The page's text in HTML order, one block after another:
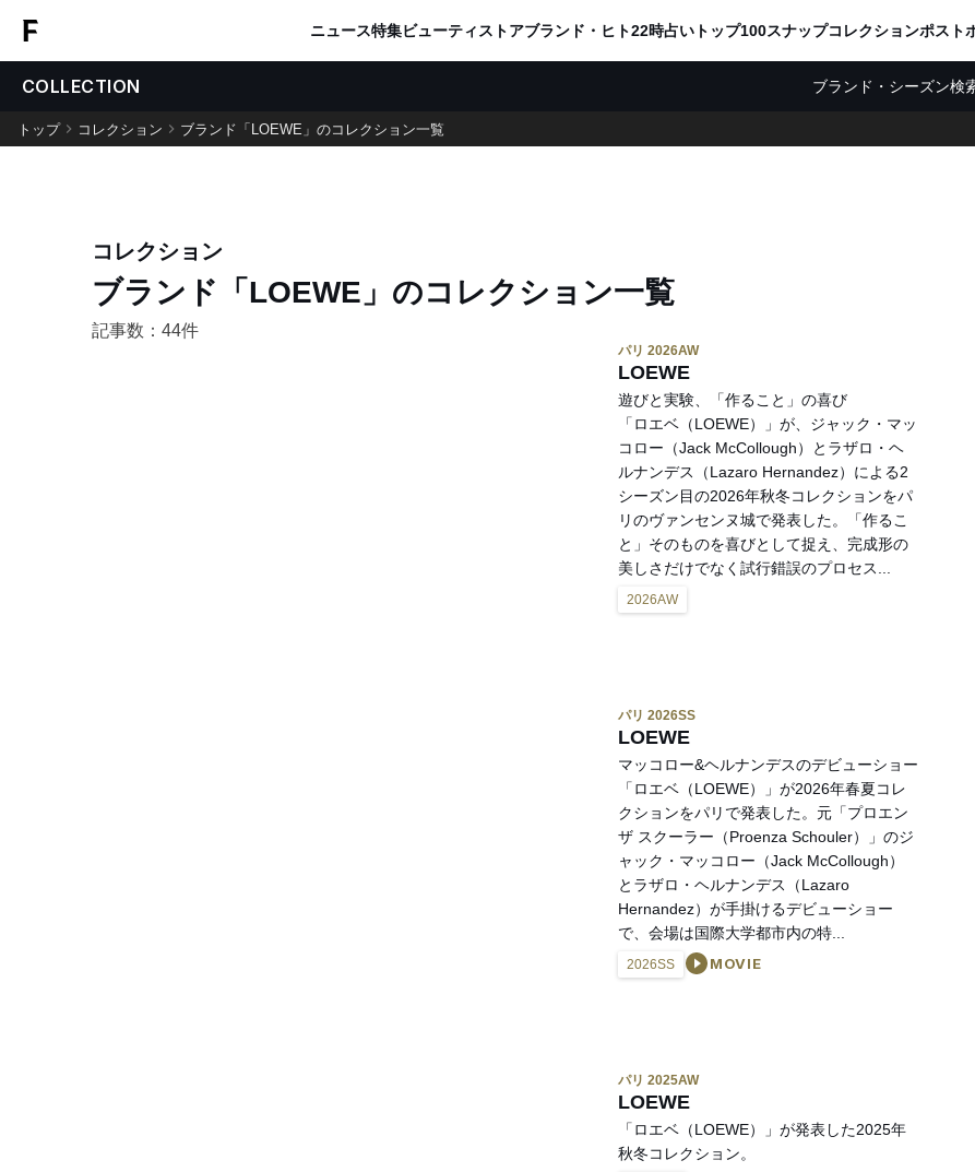
ニュース特集ビューティ ストアブランド・ヒト22時占い トップ100スナップコレクションポスト
COLLECTION ブランド・シーズン検
トップ コレクション ブランド「LOEWE」のコレクション一覧
コレクション
ブランド「LOEWE」 のコレクション一覧
記事数：44件
パリ 2026AW
LOEWE
遊びと実験、「作ること」の喜び
「ロエベ（LOEWE）」が、ジャック・マッ
コロー（Jack McCollough）とラザロ・ヘ
ルナンデス（Lazaro Hernandez）による2
シーズン目の2026年秋冬コレクションをパ
リのヴァンセンヌ城で発表した。「作るこ
と」そのものを喜びとして捉え、完成形の
美しさだけでなく試行錯誤のプロセス...
2026AW
パリ 2026SS
LOEWE
マッコロー&ヘルナンデスのデビューショー
「ロエベ（LOEWE）」が2026年春夏コレ
クションをパリで発表した。元「プロエン
ザ スクーラー（Proenza Schouler）」のジ
ャック・マッコロー（Jack McCollough）
とラザロ・ヘルナンデス（Lazaro
Hernandez）が手掛けるデビューショー
で、会場は国際大学都市内の特...
2026SS MOVIE
パリ 2025AW
LOEWE
「ロエベ（LOEWE）」が発表した2025年
秋冬コレクション。